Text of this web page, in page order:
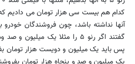
کدام هم بیست سی هزار تومان می دادیم
آنها نداشته باشد، چون فروشندگان
گفتند اگر رنو ۵ را مثلا یک
پس باید یک میلیون و دویست هزار تومان